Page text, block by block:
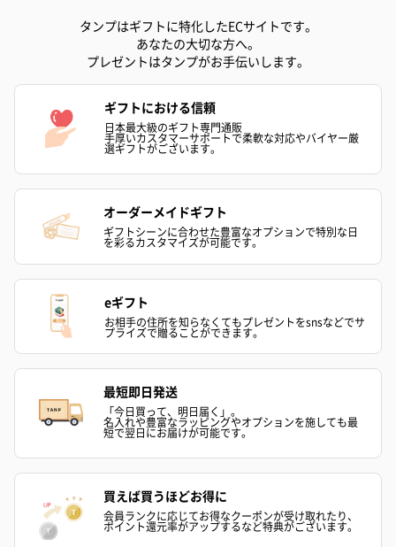
フラワーテディベア
テディベア（バニラ）
（1,760円）
テディベア（
紅茶・コーヒー・スイーツ
への＋αにおすすめです。
（660円）
タンプはギフトに特化したECサイトです。
あなたの大切な方へ。
プレゼントはタンプがお手伝いします。
ギフトにおける信頼
日本最大級のギフト専門通販
手厚いカスタマーサポートで柔軟な対応やバイヤー厳
選ギフトがございます。
オーダーメイドギフト
ギフトシーンに合わせた豊富なオプションで特別な日
を彩るカスタマイズが可能です。
eギフト
お相手の住所を知らなくてもプレゼントをsnsなどでサ
プライズで贈ることができます。
最短即日発送
「今日買って、明日届く」。
名入れや豊富なラッピングやオプションを施しても最
短で翌日にお届けが可能です。
買えば買うほどお得に
会員ランクに応じてお得なクーポンが受け取れたり、
ポイント還元率がアップするなど特典がございます。